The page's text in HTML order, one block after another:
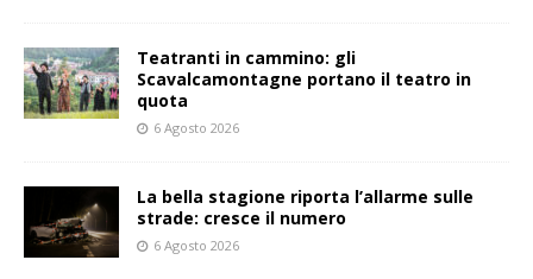
Teatranti in cammino: gli
Scavalcamontagne portano il teatro in
quota
6 Agosto 2026
La bella stagione riporta l’allarme sulle
strade: cresce il numero
6 Agosto 2026